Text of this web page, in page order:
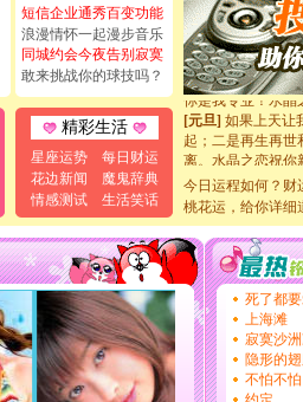
短信企业通秀百变功能
浪漫情怀一起漫步音乐
同城约会今夜告别寂寞
敢来挑战你的球技吗？
精彩生活
星座运势
每日财运
花边新闻
魔鬼辞典
情感测试
生活笑话
[圣诞节]奉上一颗
如意,快乐,鲜花,一
[元旦]看到你我会
断电。爱你是我职
你是我专业！水晶
[元旦]如果上天让
起；二是再生再世
离。水晶之恋祝你
[元旦]当我狠下心
泣，这痛楚让我明
卖了。水晶之恋祝
[春节]风柔雨润好
颜！冬去春来似水
道一声平安！新
[春节] 传说薰衣
片叶子是希望，
送你一棵薰衣草
[圣诞节]
圣诞节到
你太多，只有给
要平安！千万要
今日运程如何？财
桃花运，给你详细
死了都
上海滩
寂寞沙
隐形的
不怕不怕